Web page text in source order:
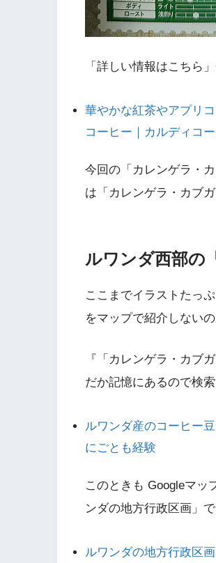
「詳しい情報はこちら
華やかな紅茶やアプリ
コーヒー｜カルディコ
今回の「カレンゲラ・
は「カレンゲラ・カブ
ルワンダ西部の
ここまでイラストたっ
をマップで紹介しない
『「カレンゲラ・カブ
だか記憶にあるので検
ルワンダ産のコーヒー
にごとも経験
このときも Googleマッ
ンダの地方行政区画」で
ルワンダの地方行政区